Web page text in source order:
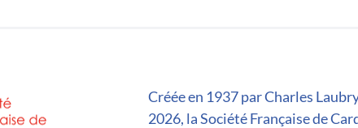
Créée en 1937 par Charles
2026, la Société Française de